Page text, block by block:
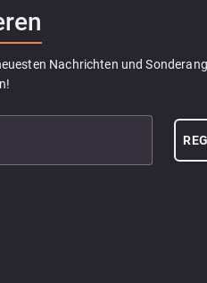
Nachrichten und